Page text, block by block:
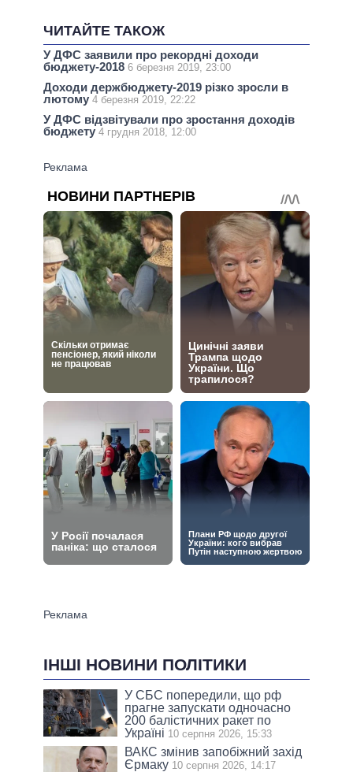
ЧИТАЙТЕ ТАКОЖ
У ДФС заявили про рекордні доходи
бюджету-2018 6 березня 2019, 23:00
Доходи держбюджету-2019 різко зросли в
лютому 4 березня 2019, 22:22
У ДФС відзвітували про зростання доходів
бюджету 4 грудня 2018, 12:00
ІНШІ НОВИНИ ПОЛІТИКИ
У СБС попередили, що рф
прагне запускати одночасно
200 балістичних ракет по
Україні 10 серпня 2026, 15:33
ВАКС змінив запобіжний захід
Єрмаку 10 серпня 2026, 14:17